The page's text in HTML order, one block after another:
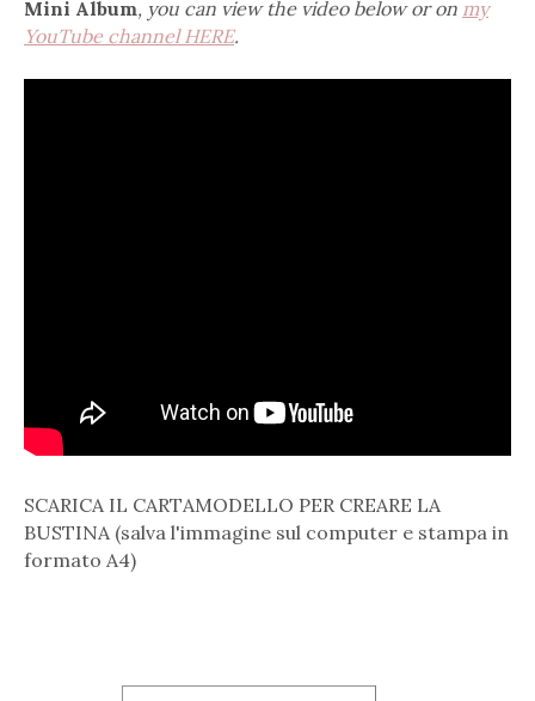
Mini Album, you can view the video below or on my
YouTube channel HERE.
SCARICA IL CARTAMODELLO PER CREARE LA
BUSTINA (salva l'immagine sul computer e stampa in
formato A4)